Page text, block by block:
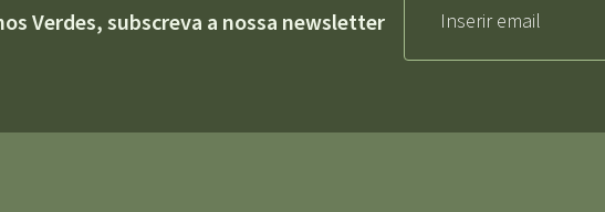
Verdes, subscreva a nossa newsletter